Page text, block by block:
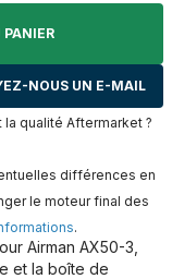
NOUS UN E-MAIL
qualité Aftermarket ?
différences en
le moteur final des
.
Airman AX50-3,
et la boîte de